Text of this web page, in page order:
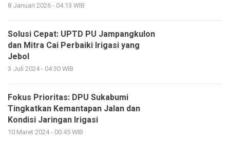
8 Januari 2026 - 04:13 WIB
Solusi Cepat: UPTD PU Jampangkulon
dan Mitra Cai Perbaiki Irigasi yang
Jebol
3 Juli 2024 - 04:30 WIB
Fokus Prioritas: DPU Sukabumi
Tingkatkan Kemantapan Jalan dan
Kondisi Jaringan Irigasi
10 Maret 2024 - 00:45 WIB